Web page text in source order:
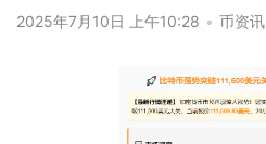
2025年7月10日 上午10:28 • 币资讯